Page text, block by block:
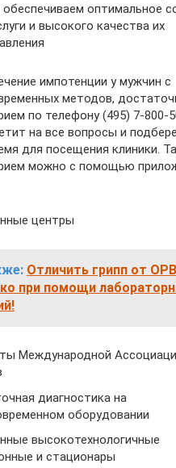
оптимальное
и высокого качества их
импотенции у мужчин с
методов,
по телефону (495) 7-800-
на все вопросы и
для посещения клиники.
можно с помощью
центры
Отличить грипп от
при помощи
Международной
диагностика на
оборудовании
высокотехнологичные
и стационары